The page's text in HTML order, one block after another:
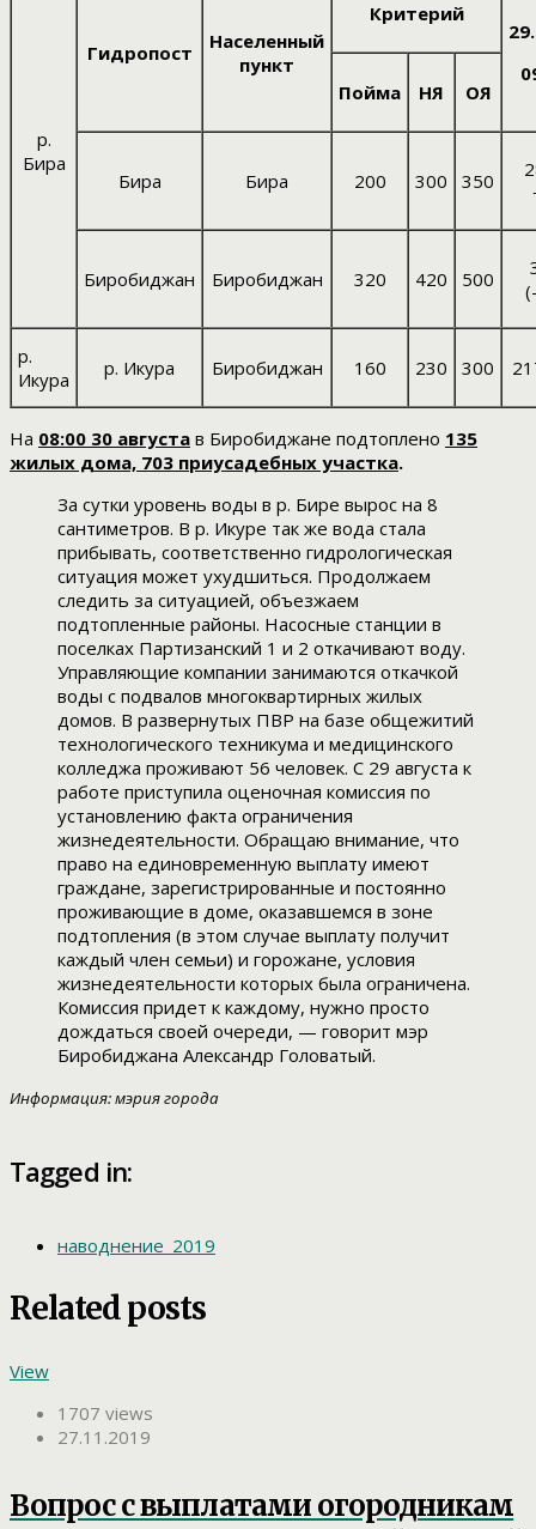
р.
Бира
Гидропост
Населенный
пункт
Критерий
Пойма
НЯ ОЯ
Бира Бира 200 300 350
Биробиджан Биробиджан 320 420 500
р.
Икура
р. Икура Биробиджан 160 230 300
На 08:00 30 августа в Биробиджане подтоплено 135
жилых дома, 703 приусадебных участка.
За сутки уровень воды в р. Бире вырос на 8
сантиметров. В р. Икуре так же вода стала
прибывать, соответственно гидрологическая
ситуация может ухудшиться. Продолжаем
следить за ситуацией, объезжаем
подтопленные районы. Насосные станции в
поселках Партизанский 1 и 2 откачивают воду.
Управляющие компании занимаются откачкой
воды с подвалов многоквартирных жилых
домов. В развернутых ПВР на базе общежитий
технологического техникума и медицинского
колледжа проживают 56 человек. С 29 августа к
работе приступила оценочная комиссия по
установлению факта ограничения
жизнедеятельности. Обращаю внимание, что
право на единовременную выплату имеют
граждане, зарегистрированные и постоянно
проживающие в доме, оказавшемся в зоне
подтопления (в этом случае выплату получит
каждый член семьи) и горожане, условия
жизнедеятельности которых была ограничена.
Комиссия придет к каждому, нужно просто
дождаться своей очереди, — говорит мэр
Биробиджана Александр Головатый.
Информация: мэрия города
Tagged in:
наводнение_2019
Related posts
View
1707 views
27.11.2019
Вопрос с выплатами огородникам